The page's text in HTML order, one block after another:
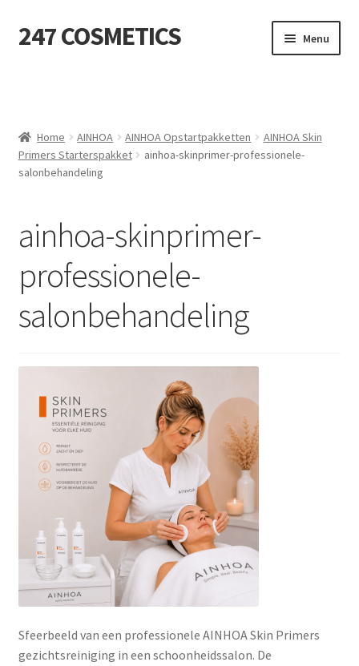
Ga
door
Ga
naar
247 COSMETICS Menu
HARSBENODIGDHEDEN
SALON INRICHTING
TEXTIEL
VOETVERZORGING
OUTLET
MERK SITES
Home AINHOA AINHOA Opstartpakketten
AINHOA Skin
Primers Starterspakket
ainhoa-skinprimer-professionele-
salonbehandeling
ainhoa-skinprimer-
professionele-
salonbehandeling
Sfeerbeeld van een professionele AINHOA Skin Primers
gezichtsreiniging in een schoonheidssalon. De